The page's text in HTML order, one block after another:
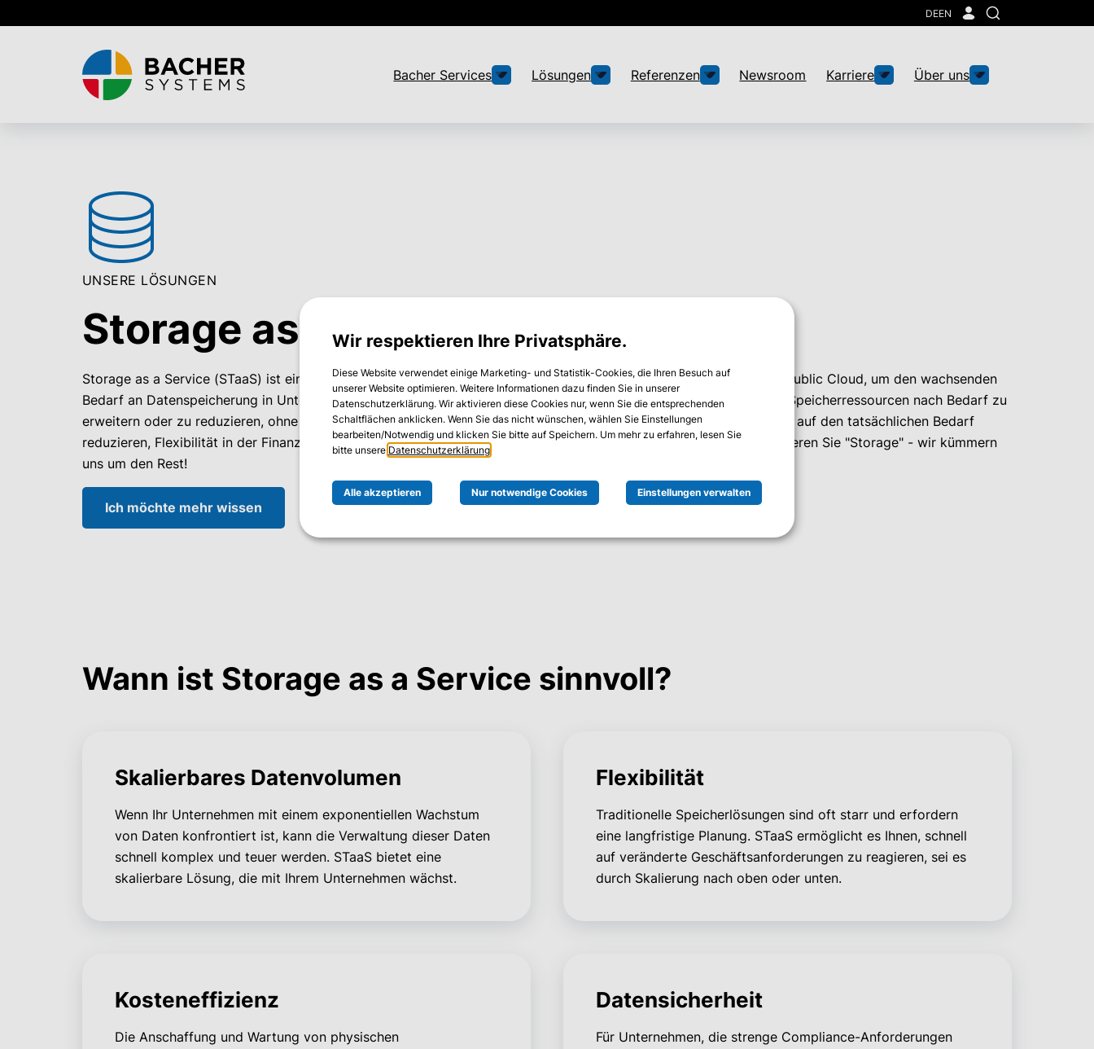
DEEN
Suche
Bacher Services Lösungen Referenzen Newsroom Karriere Über uns
UNSERE LÖSUNGEN
Storage as a Service
Storage as a Service (STaaS) ist eine skalierbare, sichere und kosteneffiziente Lösung für das Datacenter und die Public Cloud, um den wachsenden
Bedarf an Datenspeicherung in Unternehmen zu decken. Unsere STaaS-Lösungen bieten Ihnen die Flexibilität, Ihre Speicherressourcen nach Bedarf zu
erweitern oder zu reduzieren, ohne vorab in teure Hardware investieren zu müssen. Sie können Ihre Storage Kosten auf den tatsächlichen Bedarf
reduzieren, Flexibilität in der Finanzierung erlangen und damit Ihre Kosten von CAPEX auf OPEX verlagern. Konsumieren Sie "Storage" - wir kümmern
uns um den Rest!
Ich möchte mehr wissen
Wann ist Storage as a Service sinnvoll?
Skalierbares Datenvolumen
Wenn Ihr Unternehmen mit einem exponentiellen Wachstum
von Daten konfrontiert ist, kann die Verwaltung dieser Daten
schnell komplex und teuer werden. STaaS bietet eine
skalierbare Lösung, die mit Ihrem Unternehmen wächst.
Flexibilität
Traditionelle Speicherlösungen sind oft starr und erfordern
eine langfristige Planung. STaaS ermöglicht es Ihnen, schnell
auf veränderte Geschäftsanforderungen zu reagieren, sei es
durch Skalierung nach oben oder unten.
Kosteneffizienz
Die Anschaffung und Wartung von physischen
Datensicherheit
Für Unternehmen, die strenge Compliance-Anforderungen
Wir respektieren Ihre Privatsphäre.
Diese Website verwendet einige Marketing- und Statistik-Cookies, die Ihren Besuch auf
unserer Website optimieren. Weitere Informationen dazu finden Sie in unserer
Datenschutzerklärung. Wir aktivieren diese Cookies nur, wenn Sie die entsprechenden
Schaltflächen anklicken. Wenn Sie das nicht wünschen, wählen Sie Einstellungen
bearbeiten/Notwendig und klicken Sie bitte auf Speichern. Um mehr zu erfahren, lesen Sie
bitte unsere Datenschutzerklärung
Alle akzeptieren Nur notwendige Cookies Einstellungen verwalten